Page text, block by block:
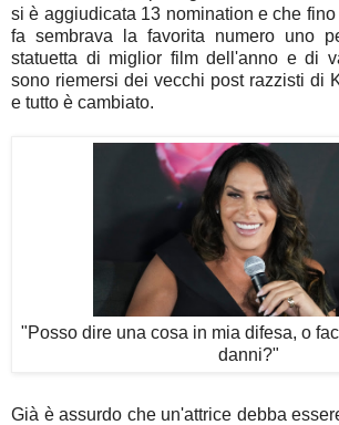
si è aggiudicata 13 nomination e che
fa sembrava la favorita numero uno
statuetta di miglior film dell'anno e di
sono riemersi dei vecchi post razzisti di
e tutto è cambiato.
"Posso dire una cosa in mia difesa, o
danni?"
Già è assurdo che un'attrice debba